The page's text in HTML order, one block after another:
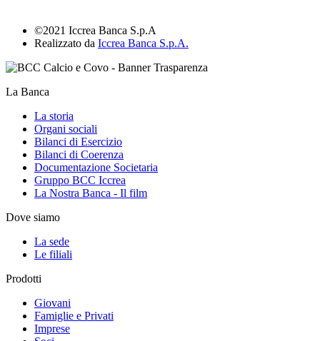
©2021 Iccrea Banca S.p.A
Realizzato da Iccrea Banca S.p.A.
La Banca
La storia
Organi sociali
Bilanci di Esercizio
Bilanci di Coerenza
Documentazione Societaria
Gruppo BCC Iccrea
La Nostra Banca - Il film
Dove siamo
La sede
Le filiali
Prodotti
Giovani
Famiglie e Privati
Imprese